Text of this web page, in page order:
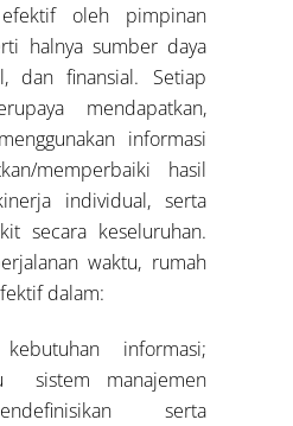
oleh pimpinan
halnya sumber daya
dan finansial. Setiap
mendapatkan,
informasi
memperbaiki hasil
individual, serta
secara keseluruhan.
waktu, rumah
dalam:
informasi;
sistem manajemen
serta